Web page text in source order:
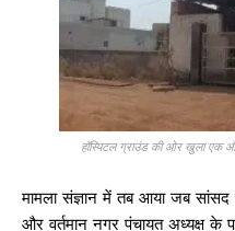
हॉस्पिटल ग्राउंड की ओर खुला एक
मामला संज्ञान में तब आया जब सांसद
और वर्तमान नगर पंचायत अध्यक्ष के